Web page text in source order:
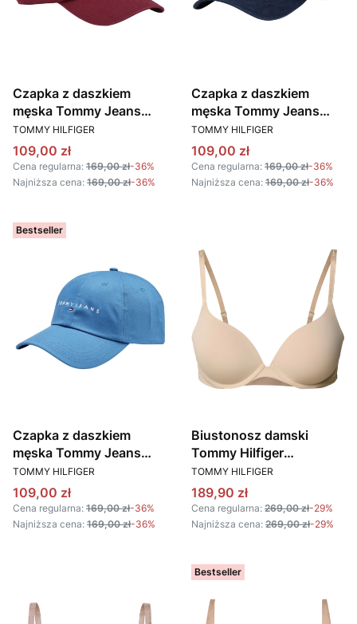
Czapka z daszkiem
męska Tommy Jeans
AM0AM12020 VLP
BORDOWY
PRODUCENT
TOMMY HILFIGER
Cena promocyjna
109,00 zł
Cena regularna: 169,00 zł-36%
Najniższa cena: 169,00 zł-36%
Czapka z daszkiem
męska Tommy Jeans
AM0AM12427 C1G
GRANATOWY
PRODUCENT
TOMMY HILFIGER
Cena promocyjna
109,00 zł
Cena regularna: 169,00 zł-36%
Najniższa cena: 169,00 zł-36%
Bestseller
Czapka z daszkiem
męska Tommy Jeans
AM0AM12894 C2T
NIEBIESKI
PRODUCENT
TOMMY HILFIGER
Cena promocyjna
109,00 zł
Cena regularna: 169,00 zł-36%
Najniższa cena: 169,00 zł-36%
Biustonosz damski
Tommy Hilfiger
UW0UW05211 BEŻOWY
PRODUCENT
TOMMY HILFIGER
Cena promocyjna
189,90 zł
Cena regularna: 269,00 zł-29%
Najniższa cena: 269,00 zł-29%
Bestseller